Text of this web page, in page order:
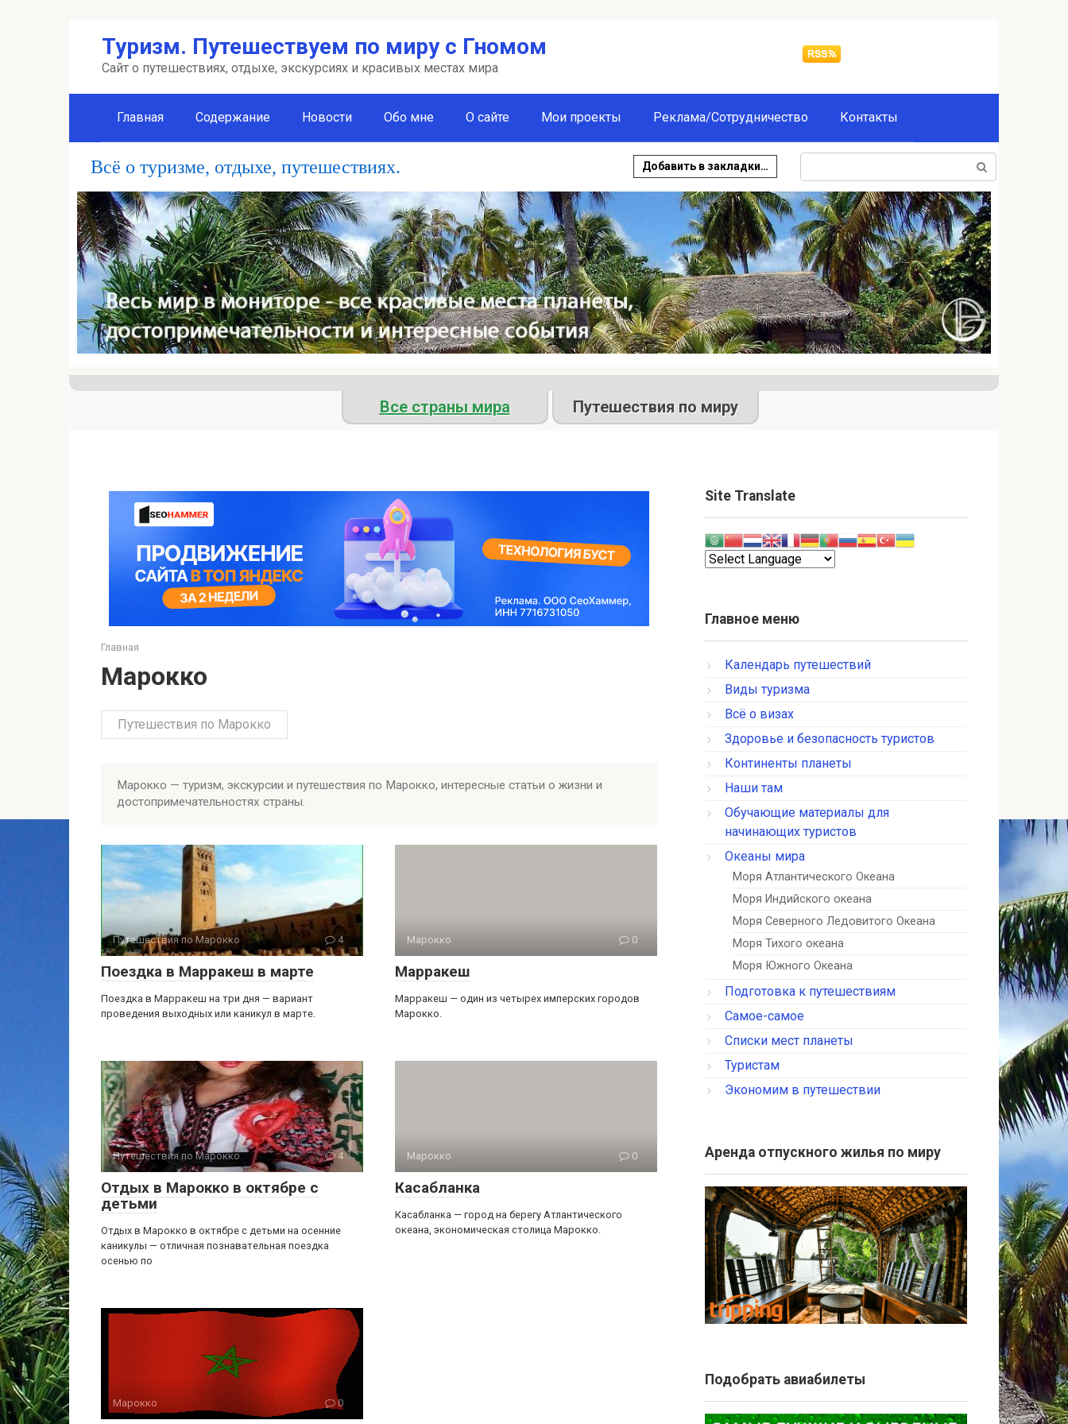
Туризм. Путешествуем по миру с Гномом
Сайт о путешествиях, отдыхе, экскурсиях и красивых местах мира
Главная Содержание Новости Обо мне О сайте Мои проекты Реклама/Сотрудничество Контакты
Всё о туризме, отдыхе, путешествиях. Добавить в закладки…
Все страны мира Путешествия по миру
Главная
Марокко
Путешествия по Марокко
Марокко — туризм, экскурсии и путешествия по Марокко, интересные статьи о жизни и
достопримечательностях страны.
Путешествия по Марокко 4
Поездка в Марракеш в марте
Поездка в Марракеш на три дня — вариант
проведения выходных или каникул в марте.
Марокко 0
Марракеш
Марракеш — один из четырех имперских городов
Марокко.
Путешествия по Марокко 4
Отдых в Марокко в октябре с
детьми
Отдых в Марокко в октябре с детьми на осенние
каникулы — отличная познавательная поездка
осенью по
Марокко 0
Касабланка
Касабланка — город на берегу Атлантического
океана, экономическая столица Марокко.
Марокко 0
Site Translate
Главное меню
Календарь путешествий
Виды туризма
Всё о визах
Здоровье и безопасность туристов
Континенты планеты
Наши там
Обучающие материалы для
начинающих туристов
Океаны мира
Моря Атлантического Океана
Моря Индийского океана
Моря Северного Ледовитого Океана
Моря Тихого океана
Моря Южного Океана
Подготовка к путешествиям
Самое-самое
Списки мест планеты
Туристам
Экономим в путешествии
Аренда отпускного жилья по миру
Подобрать авиабилеты